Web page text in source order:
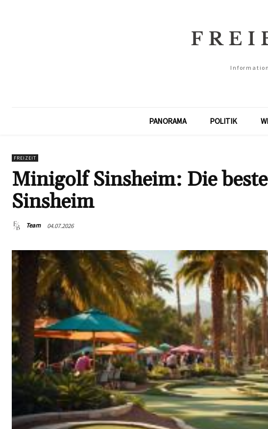
PANORAMA POLITIK
FREIZEIT
Minigolf Sinsheim: Die
Sinsheim
Team 04.07.2026